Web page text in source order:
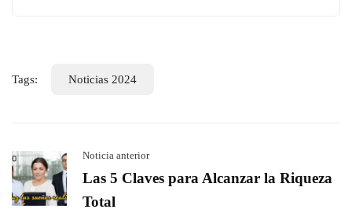
Tags: Noticias 2024
Noticia anterior
Las 5 Claves para Alcanzar la Riqueza
Total